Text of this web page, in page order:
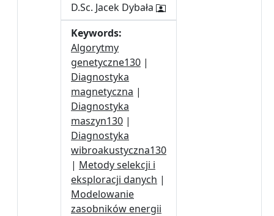
D.Sc. Jacek Dybała
Keywords:
Algorytmy
genetyczne130 |
Diagnostyka
magnetyczna |
Diagnostyka
maszyn130 |
Diagnostyka
wibroakustyczna130
| Metody selekcji i
eksploracji danych |
Modelowanie
zasobników energii